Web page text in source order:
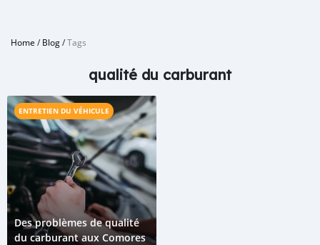
Home /Blog/Tags
qualité du carburant
ENTRETIEN DU VÉHICULE
Des problèmes de qualité
du carburant aux Comores